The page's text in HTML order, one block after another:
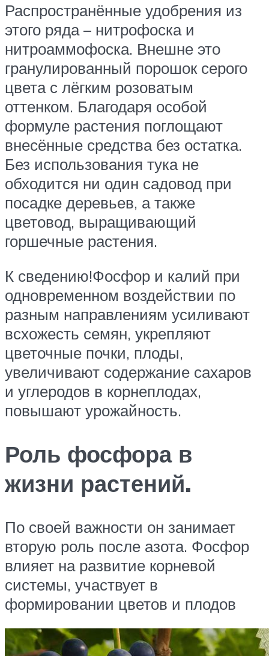
Распространённые удобрения из
этого ряда – нитрофоска и
нитроаммофоска. Внешне это
гранулированный порошок серого
цвета с лёгким розоватым
оттенком. Благодаря особой
формуле растения поглощают
внесённые средства без остатка.
Без использования тука не
обходится ни один садовод при
посадке деревьев, а также
цветовод, выращивающий
горшечные растения.
К сведению!Фосфор и калий при
одновременном воздействии по
разным направлениям усиливают
всхожесть семян, укрепляют
цветочные почки, плоды,
увеличивают содержание сахаров
и углеродов в корнеплодах,
повышают урожайность.
Роль фосфора в
жизни растений.
По своей важности он занимает
вторую роль после азота. Фосфор
влияет на развитие корневой
системы, участвует в
формировании цветов и плодов